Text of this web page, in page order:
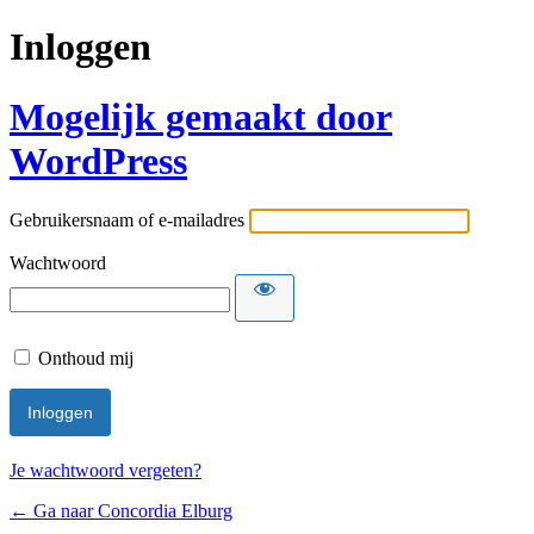
Inloggen
Mogelijk gemaakt door
WordPress
Gebruikersnaam of e-mailadres
Wachtwoord
Onthoud mij
Je wachtwoord vergeten?
← Ga naar Concordia Elburg